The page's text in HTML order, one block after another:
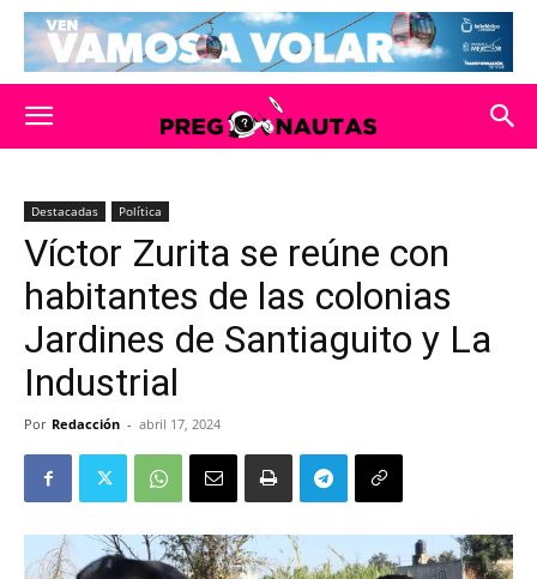
Destacadas Política
Víctor Zurita se reúne con
habitantes de las colonias
Jardines de Santiaguito y La
Industrial
Por Redacción - abril 17, 2024